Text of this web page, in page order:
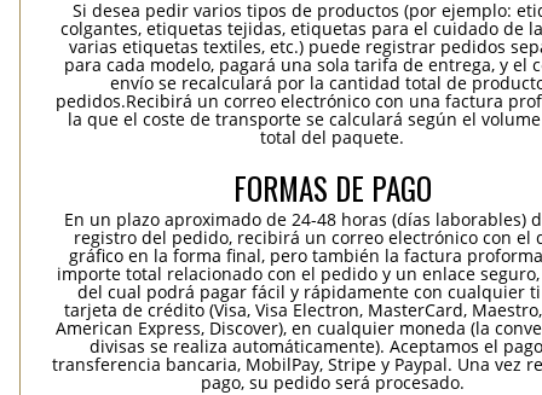
Si desea pedir varios tipos de productos (por ejemplo:
colgantes, etiquetas tejidas, etiquetas para el cuidado de
varias etiquetas textiles, etc.) puede registrar pedidos
para cada modelo, pagará una sola tarifa de entrega, y el
envío se recalculará por la cantidad total de
pedidos.Recibirá un correo electrónico con una factura
la que el coste de transporte se calculará según el
total del paquete.
FORMAS DE PAGO
En un plazo aproximado de 24-48 horas (días laborables)
registro del pedido, recibirá un correo electrónico con el
gráfico en la forma final, pero también la factura
importe total relacionado con el pedido y un enlace
del cual podrá pagar fácil y rápidamente con cualquier
tarjeta de crédito (Visa, Visa Electron, MasterCard,
American Express, Discover), en cualquier moneda (la
divisas se realiza automáticamente). Aceptamos el
transferencia bancaria, MobilPay, Stripe y Paypal. Una vez
pago, su pedido será procesado.